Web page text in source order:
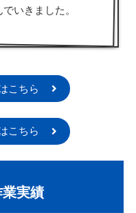
いきました。
こちら
こちら
実績